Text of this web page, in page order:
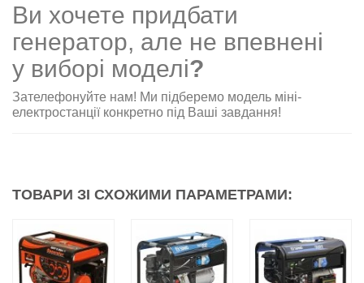
Ви хочете придбати
генератор, але не впевнені
у виборі моделі?
Зателефонуйте нам! Ми підберемо модель міні-
електростанції конкретно під Ваші завдання!
ТОВАРИ ЗІ СХОЖИМИ ПАРАМЕТРАМИ: